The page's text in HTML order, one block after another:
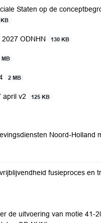
Staten op de
KB
ODNHN 130 KB
MB
2 MB
april v2 125 KB
Noord-Holland
fusieproces en
de uitvoering van motie 41-